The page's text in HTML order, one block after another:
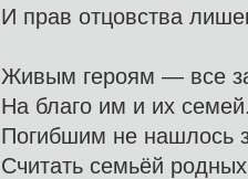
И прав отцовства
Живым героям — все
На благо им и их
Погибшим не нашлось
Считать семьёй